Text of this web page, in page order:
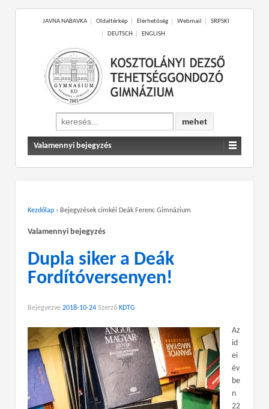
JAVNA NABAVKA Oldaltérkép Elérhetőség Webmail
SRPSKI
DEUTSCH
ENGLISH
Search
for:
Valamennyi bejegyzés
Kezdőlap › Bejegyzések címkéi Deák Ferenc Gimnázium
Valamennyi bejegyzés
Dupla siker a Deák
Fordítóversenyen!
Bejegyezve 2018-10-24 Szerző KDTG
Az
id
ei
év
be
n
22